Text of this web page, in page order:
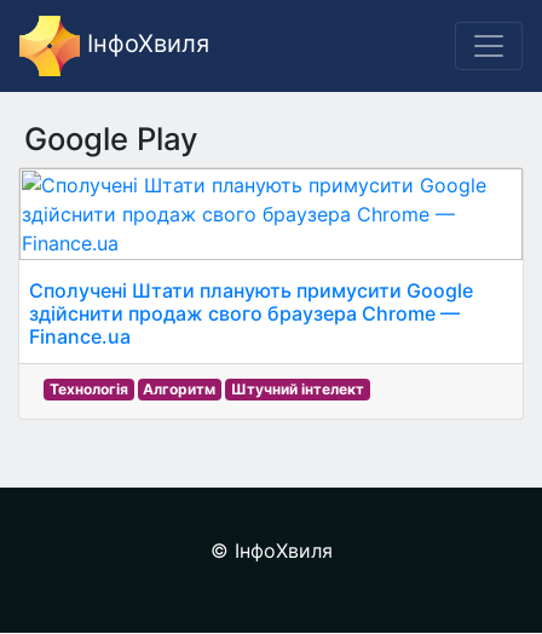
ІнфоХвиля
Google Play
Сполучені Штати планують примусити Google
здійснити продаж свого браузера Chrome —
Finance.ua
Технологія Алгоритм Штучний інтелект
© ІнфоХвиля